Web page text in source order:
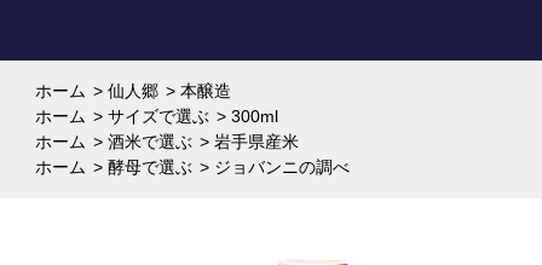
ホーム >仙人郷 >本醸造
ホーム >サイズで選ぶ >300ml
ホーム >酒米で選ぶ >岩手県産米
ホーム >酵母で選ぶ > ジョバンニの調べ